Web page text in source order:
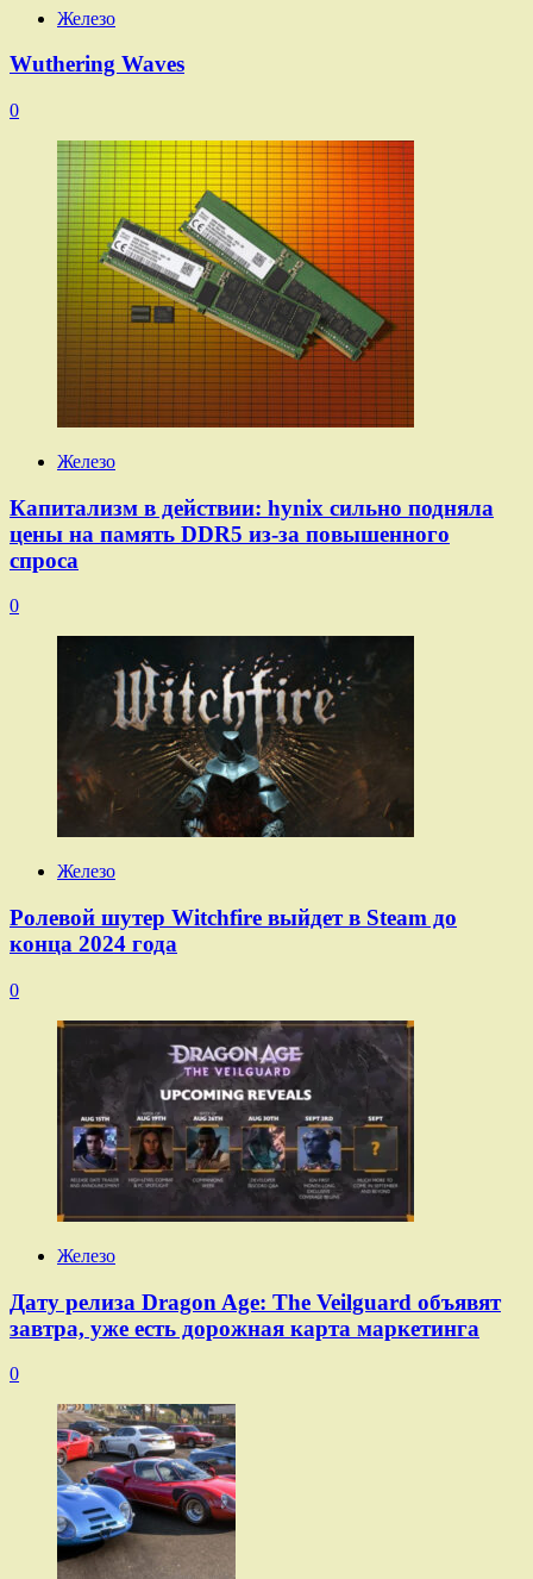
Железо
Wuthering Waves
0
Железо
Капитализм в действии: hynix сильно подняла
цены на память DDR5 из-за повышенного
спроса
0
Железо
Ролевой шутер Witchfire выйдет в Steam до
конца 2024 года
0
Железо
Дату релиза Dragon Age: The Veilguard объявят
завтра, уже есть дорожная карта маркетинга
0